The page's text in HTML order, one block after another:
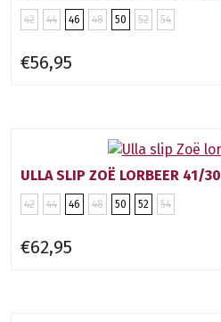
42 44 46 48 50 52 54
€56,95
ULLA SLIP ZOË LORBEER 41/30
42 44 46 48 50 52 54
€62,95